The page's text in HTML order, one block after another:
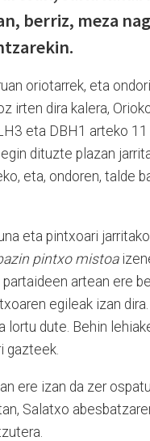
berriz, meza
oriotarrek, eta
irten dira kalera,
eta DBH1 arteko
dituzte plazan
eta, ondoren, talde
eta pintxoari
pintxo mistoa
artean ere
egileak izan
lortu dute. Behin
gazteek.
ere izan da zer
Salatxo